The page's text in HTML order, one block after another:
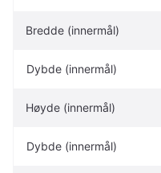
Bredde (innermål)
Dybde (innermål)
Høyde (innermål)
Dybde (innermål)